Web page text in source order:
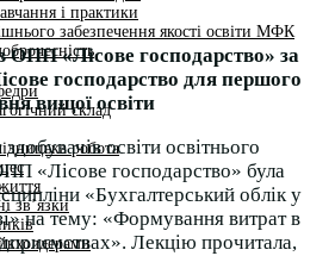
і практики
забезпечення якості освіти МФК
склад
робота
зв’язки
ОПП «Лісове господарство» за
господарство для першого
вищої освіти
освіти освітнього
«Лісове господарство» була
«Бухгалтерський облік у
на тему: «Формування витрат в
Лекцію прочитала,